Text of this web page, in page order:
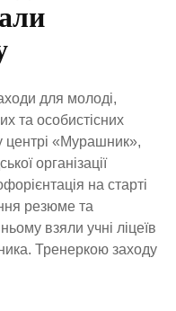
для молоді,
та особистісних
центрі «Мурашник»,
організації
на старті
резюме та
взяли учні ліцеїв
Тренеркою заходу